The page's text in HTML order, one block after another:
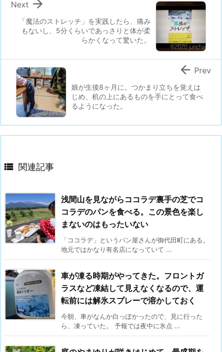
「魔法のストレッチ」を実践したら、痛み
もないし、5分くらいであっさりと体が柔
らかくなって驚いた。

Next
娘が生後8ヶ月に。つかまり立ちを覚えは
じめ、机の上にあるものを手にとって食べ
るようになった。
 Prev
 関連記事
浅間山を見ながらココラデ裏手の芝でコ
コラデのパンを食べる。この景色を楽し
まないのはもったいない
「ココラデ」というパン屋さんが御代田町にある。
地元ではかなり有名店になっていて ...
車が凍る時期がやってきた。フロントガ
ラスなど凍結して見えなくなるので、運
転前には解氷スプレーで溶かしておく
今朝、車がなんか白っぽかったので、見に行った
ら、凍っていた。 予報では夜中に氷点 ...